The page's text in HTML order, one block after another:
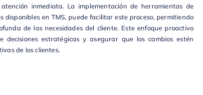
inmediata. La implementación de herramientas de
disponibles en TMS, puede facilitar este proceso, permitiendo
de las necesidades del cliente. Este enfoque proactivo
decisiones estratégicas y asegurar que los cambios estén
de los clientes.